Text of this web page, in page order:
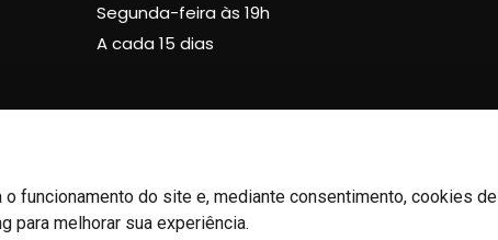
Segunda-feira às 19h
A cada 15 dias
funcionamento do site e, mediante consentimento, cookies de
para melhorar sua experiência.